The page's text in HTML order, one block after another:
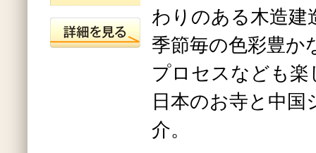
わりのある木造建
季節毎の色彩豊か
プロセスなども
日本のお寺と中
介。